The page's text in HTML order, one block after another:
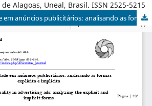
Alagoas, Uneal, Brasil. ISSN 2525-5215
A Intertextualidade em anúncios publicitários: analisando as formas explícita e implícita